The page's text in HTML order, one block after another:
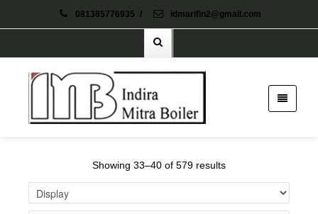
081385776935 / idmarifin2@gmail.com
Showing 33–40 of 579 results